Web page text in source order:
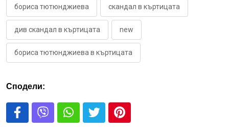
бориса тютюнджиева скандал в къртицата
див скандал в къртицата new
бориса тютюнджиева в къртицата
Сподели: